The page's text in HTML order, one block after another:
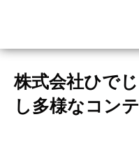
株式会社ひで
し多様なコン